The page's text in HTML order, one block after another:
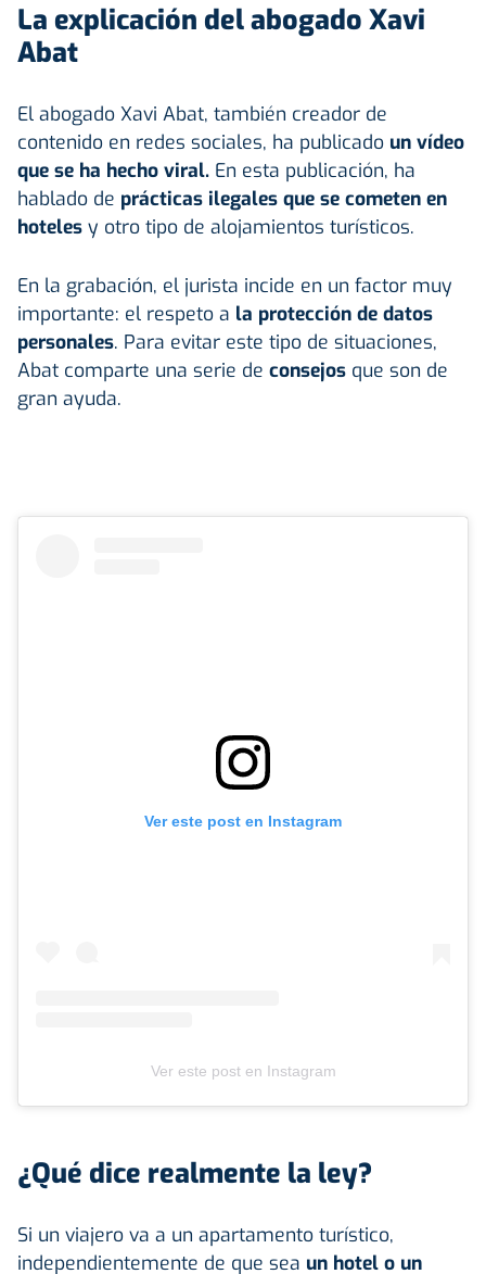
La explicación del abogado Xavi
Abat
El abogado Xavi Abat, también creador de
contenido en redes sociales, ha publicado un vídeo
que se ha hecho viral. En esta publicación, ha
hablado de prácticas ilegales que se cometen en
hoteles y otro tipo de alojamientos turísticos.
En la grabación, el jurista incide en un factor muy
importante: el respeto a la protección de datos
personales. Para evitar este tipo de situaciones,
Abat comparte una serie de consejos que son de
gran ayuda.
Ver este post en Instagram
Ver este post en Instagram
¿Qué dice realmente la ley?
Si un viajero va a un apartamento turístico,
independientemente de que sea un hotel o un